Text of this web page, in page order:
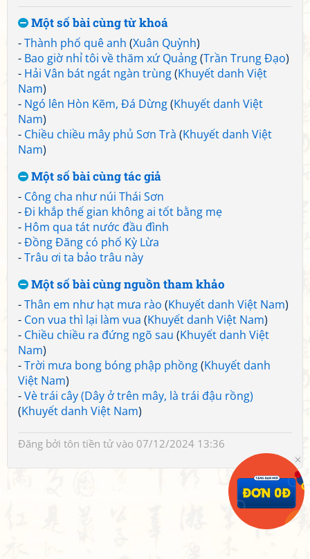
Một số bài cùng từ khoá
-Thành phố quê anh (Xuân Quỳnh)
- Bao giờ nhỉ tôi về thăm xứ Quảng(Trần Trung Đạo)
- Hải Vân bát ngát ngàn trùng(Khuyết danh Việt
Nam)
- Ngó lên Hòn Kẽm, Đá Dừng(Khuyết danh Việt
Nam)
- Chiều chiều mây phủ Sơn Trà (Khuyết danh Việt
Nam)
Một số bài cùng tác giả
- Công cha như núi Thái Sơn
-Đi khắp thế gian không ai tốt bằng mẹ
- Hôm qua tát nước đầu đình
-Đồng Đăng có phố Kỳ Lừa
-Trâu ơi ta bảo trâu này
Một số bài cùng nguồn tham khảo
-Thân em như hạt mưa rào (Khuyết danh Việt Nam)
- Con vua thì lại làm vua (Khuyết danh Việt Nam)
- Chiều chiều ra đứng ngõ sau (Khuyết danh Việt
Nam)
-Trời mưa bong bóng phập phồng(Khuyết danh
Việt Nam)
-Vè trái cây (Dây ở trên mây, là trái đậu rồng)
(Khuyết danh Việt Nam)
Đăng bởi tôn tiền tửvào 07/12/2024 13:36